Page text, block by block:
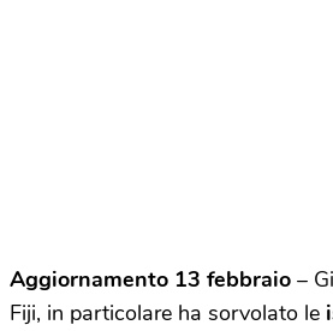
Aggiornamento 13 febbraio –
Fiji, in particolare ha sorvolato le